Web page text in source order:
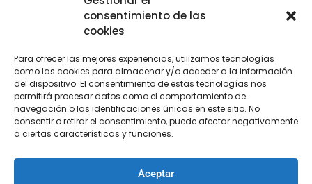
consentimiento de las
cookies
Para ofrecer las mejores experiencias, utilizamos tecnologías
como las cookies para almacenar y/o acceder a la información
del dispositivo. El consentimiento de estas tecnologías nos
permitirá procesar datos como el comportamiento de
navegación o las identificaciones únicas en este sitio. No
consentir o retirar el consentimiento, puede afectar negativamente
a ciertas características y funciones.
Aceptar
Descripción
Información adicional
Valoraciones (0)
Descripción
Cinta al bies de fantasía brillante de 25 mm